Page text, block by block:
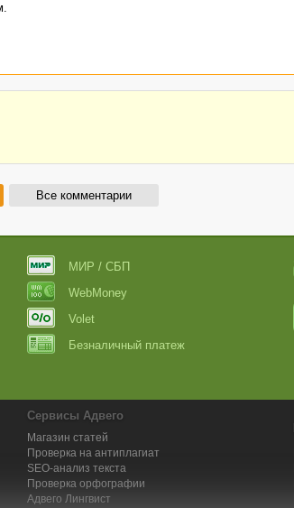
Все комментарии
МИР / СБП
WebMoney
Volet
Безналичный платеж
Сервисы Адвего
Магазин статей
Проверка на антиплагиат
SEO-анализ текста
Проверка орфографии
Адвего Лингвист